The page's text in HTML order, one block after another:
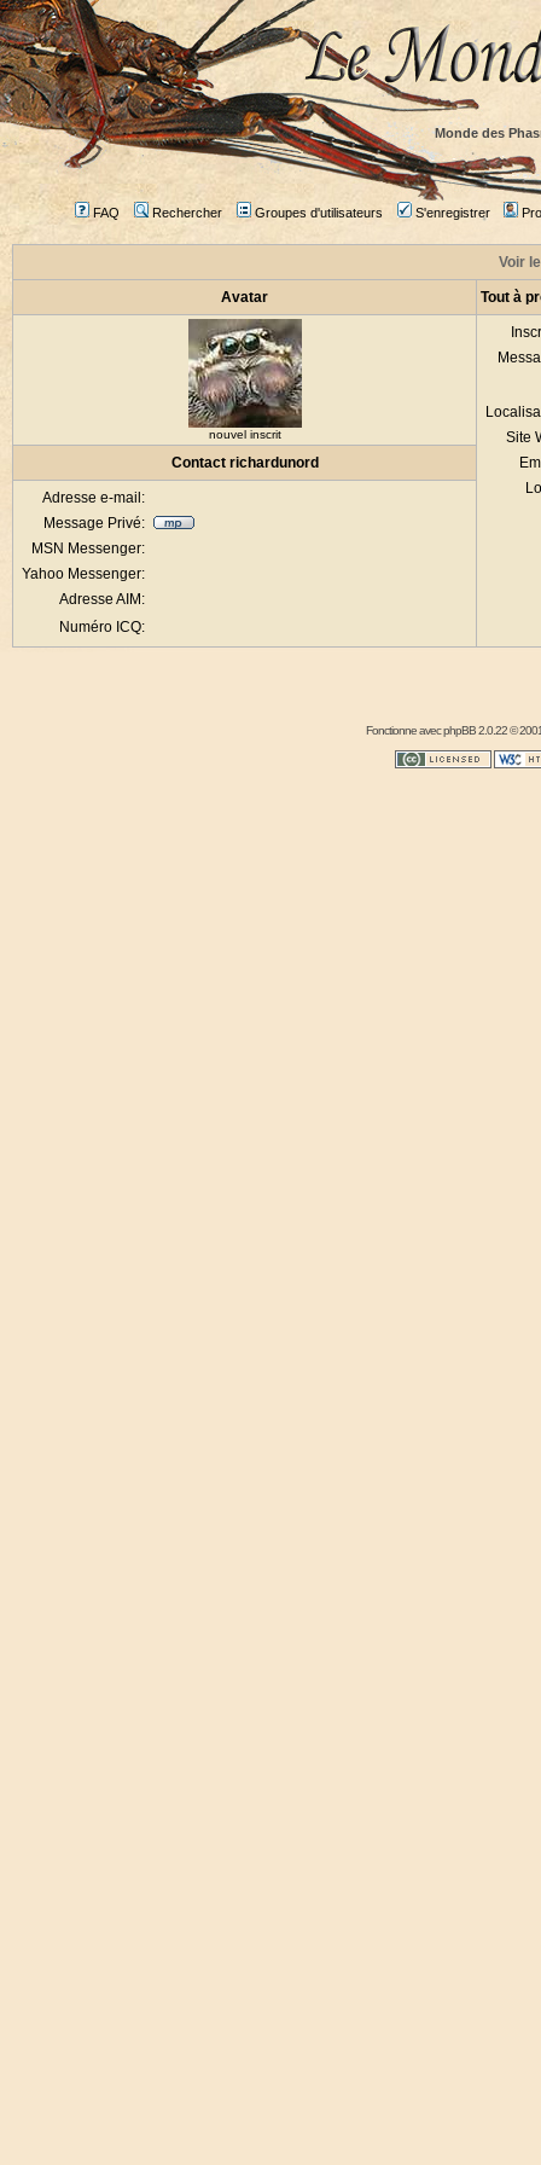
Monde des
FAQ Rechercher Groupes d'utilisateurs S'enregistrer
Voir
Avatar Tout à
nouvel inscrit
Site
Contact richardunord
Adresse e-mail:
Message Privé:
MSN Messenger:
Yahoo Messenger:
Adresse AIM:
Numéro ICQ:
Fonctionne avecphpBB2.0.22 ©